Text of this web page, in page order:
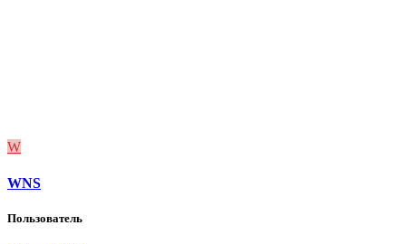
W
WNS
Пользователь